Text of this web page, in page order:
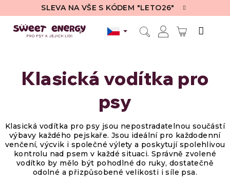
obsah
SLEVA NA VŠE S KÓDEM "LETO26"
Klasická vodítka pro
psy
Klasická vodítka pro psy jsou nepostradatelnou součástí
výbavy každého pejskaře. Jsou ideální pro každodenní
venčení, výcvik i společné výlety a poskytují spolehlivou
kontrolu nad psem v každé situaci. Správně zvolené
vodítko by mělo být pohodlné do ruky, dostatečně
odolné a přizpůsobené velikosti i síle psa.